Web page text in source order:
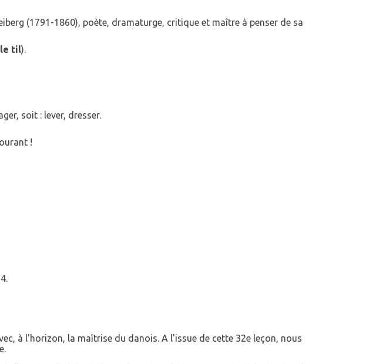
(1791-1860), poète, dramaturge, critique et maître à penser de sa
til).
soit : lever, dresser.
!
à l'horizon, la maîtrise du danois. A l'issue de cette 32e leçon, nous